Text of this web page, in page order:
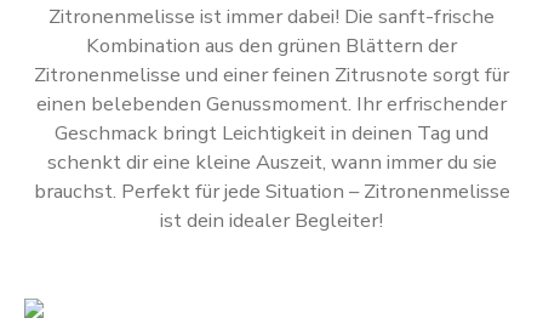
Zitronenmelisse ist immer dabei! Die sanft-frische
Kombination aus den grünen Blättern der
Zitronenmelisse und einer feinen Zitrusnote sorgt für
einen belebenden Genussmoment. Ihr erfrischender
Geschmack bringt Leichtigkeit in deinen Tag und
schenkt dir eine kleine Auszeit, wann immer du sie
brauchst. Perfekt für jede Situation – Zitronenmelisse
ist dein idealer Begleiter!